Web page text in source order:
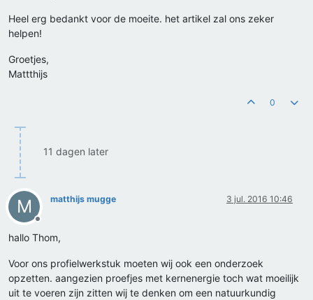
Heel erg bedankt voor de moeite. het artikel zal ons zeker
helpen!
Groetjes,
Mattthijs
0
11 dagen later
M
Offline
matthijs mugge 3 jul. 2016 10:46
hallo Thom,
Voor ons profielwerkstuk moeten wij ook een onderzoek
opzetten. aangezien proefjes met kernenergie toch wat moeilijk
uit te voeren zijn zitten wij te denken om een natuurkundig